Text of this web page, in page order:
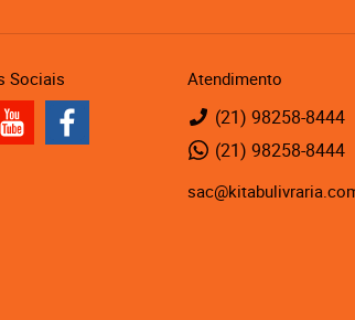
Sociais Atendimento
(21) 98258-8444
(21) 98258-8444